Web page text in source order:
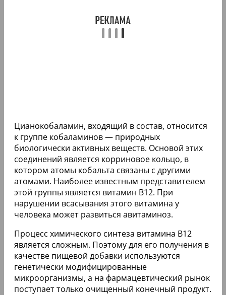
Цианокобаламин, входящий в состав, относится
к группе кобаламинов — природных
биологически активных веществ. Основой этих
соединений является корриновое кольцо, в
котором атомы кобальта связаны с другими
атомами. Наиболее известным представителем
этой группы является витамин В12. При
нарушении всасывания этого витамина у
человека может развиться авитаминоз.
Процесс химического синтеза витамина B12
является сложным. Поэтому для его получения в
качестве пищевой добавки используются
генетически модифицированные
микроорганизмы, а на фармацевтический рынок
поступает только очищенный конечный продукт.